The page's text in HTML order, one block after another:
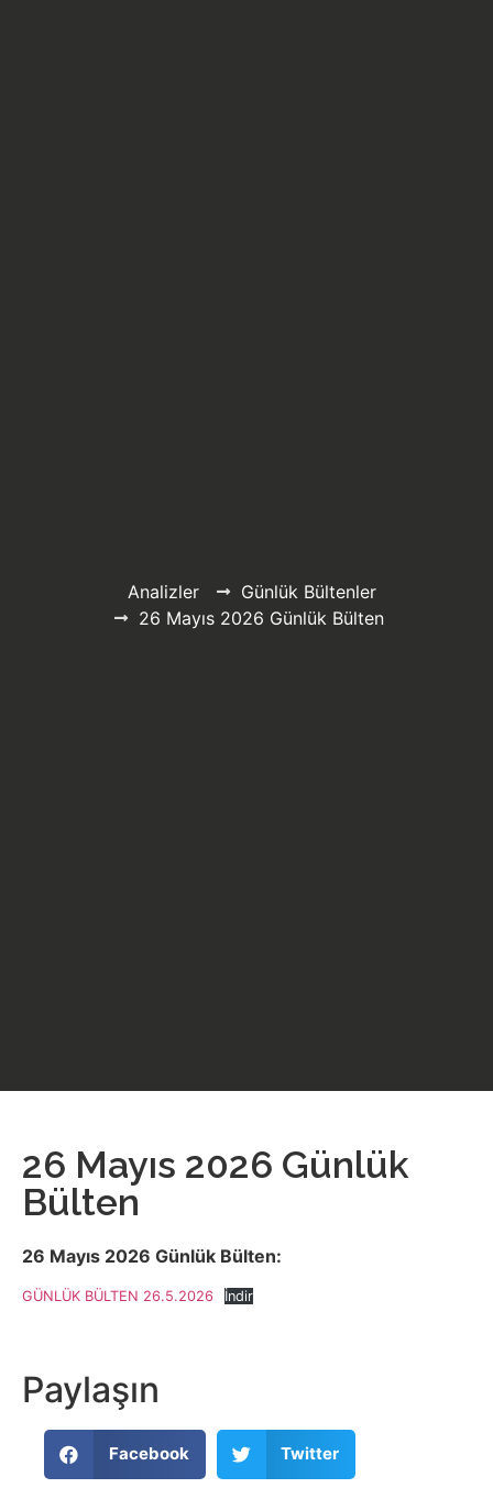
Analizler
Günlük Bültenler
26 Mayıs 2026 Günlük Bülten
26 Mayıs 2026 Günlük
Bülten
26 Mayıs 2026 Günlük Bülten:
GÜNLÜK BÜLTEN 26.5.2026 İndir
Paylaşın
Facebook Twitter